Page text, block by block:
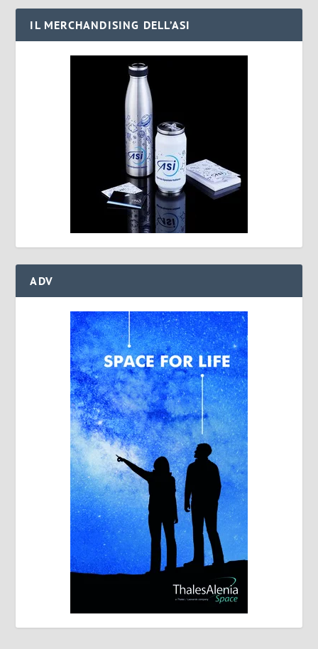
IL MERCHANDISING DELL’ASI
ADV